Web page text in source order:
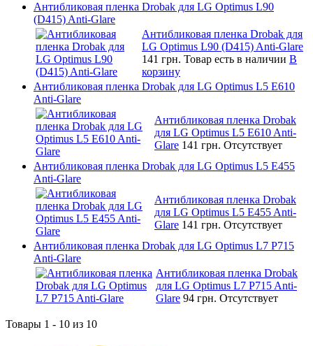
Антибликовая пленка Drobak для LG Optimus L90
(D415) Anti-Glare
Антибликовая пленка Drobak для
LG Optimus L90 (D415) Anti-Glare
141 грн. Товар есть в наличии В
корзину
Антибликовая пленка Drobak для LG Optimus L5 E610
Anti-Glare
Антибликовая пленка Drobak
для LG Optimus L5 E610 Anti-
Glare 141 грн. Отсутствует
Антибликовая пленка Drobak для LG Optimus L5 E455
Anti-Glare
Антибликовая пленка Drobak
для LG Optimus L5 E455 Anti-
Glare 141 грн. Отсутствует
Антибликовая пленка Drobak для LG Optimus L7 P715
Anti-Glare
Антибликовая пленка Drobak
для LG Optimus L7 P715 Anti-
Glare 94 грн. Отсутствует
Товары 1 - 10 из 10